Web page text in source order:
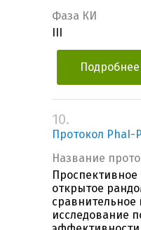
Фаза КИ
Подробнее
10.
Протокол PhaI-
Название
открытое
сравнительное
исследование